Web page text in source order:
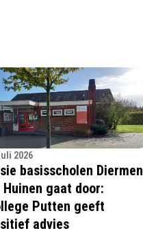
2026
basisscholen Diermen
Huinen gaat door:
Putten geeft
advies